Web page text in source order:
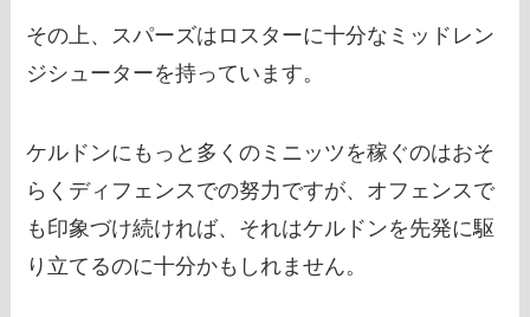
その上、スパーズはロスターに十分なミッドレン
ジシューターを持っています。
ケルドンにもっと多くのミニッツを稼ぐのはおそ
らくディフェンスでの努力ですが、オフェンスで
も印象づけ続ければ、それはケルドンを先発に駆
り立てるのに十分かもしれません。